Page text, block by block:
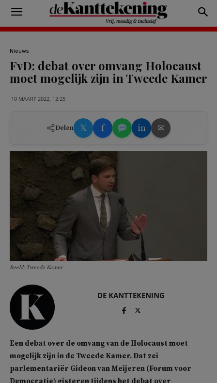
Nieuws
FvD: debat over omvang Holocaust
moet mogelijk zijn in Tweede Kamer
10 MAART 2022, 12:25
Delen 𝕏 f in ✉
Beeld: Tweede Kamer
DE KANTTEKENING
Een debat over de omvang van de Holocaust moet
mogelijk zijn in de Tweede Kamer. Dat zei
parlementariër Gideon van Meijeren (Forum voor